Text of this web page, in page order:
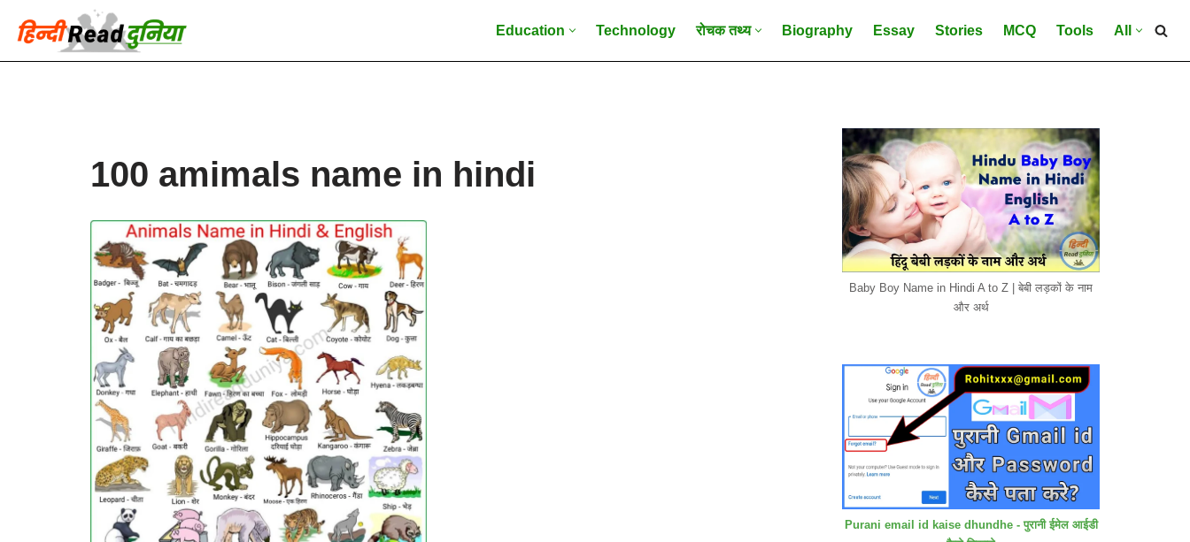
Skip
Education Technology रोचक तथ्य Biography Essay Stories MCQ Tools All
100 amimals name in hindi
Baby Boy Name in Hindi A to Z | बेबी लड़कों के नाम
और अर्थ
Purani email id kaise dhundhe - पुरानी ईमेल आईडी